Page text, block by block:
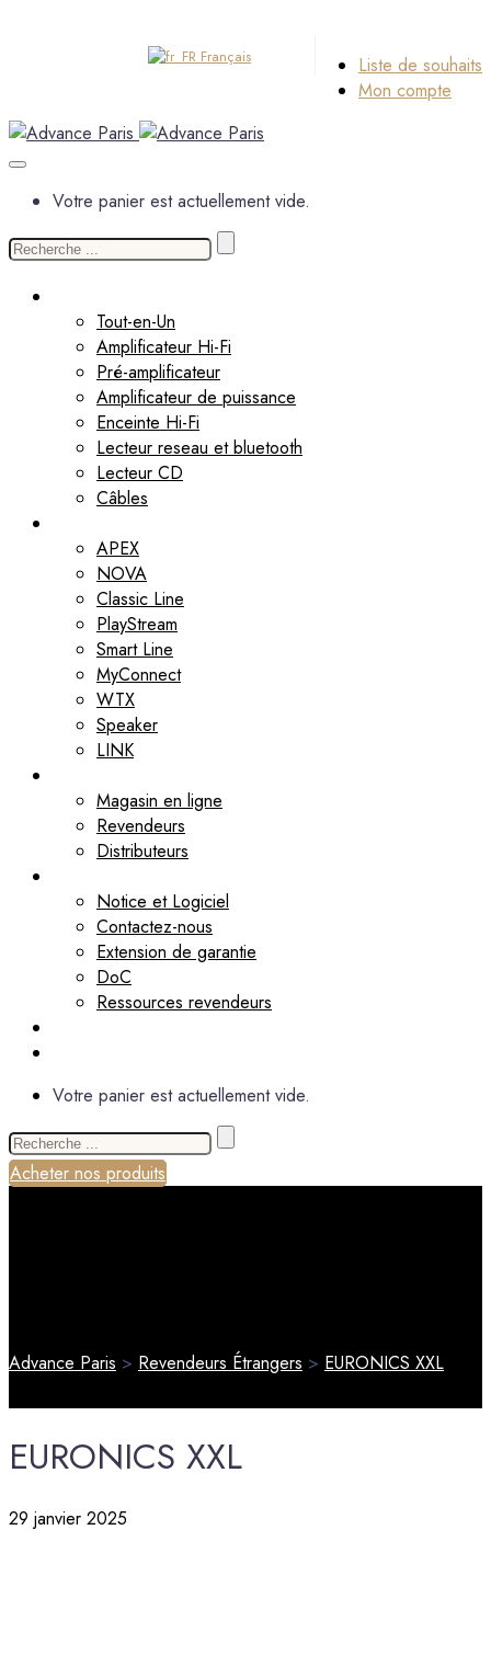
Liste de souhaits
Mon compte
Français
Votre panier est actuellement vide.
Recherche
Tout-en-Un
Amplificateur Hi-Fi
Pré-amplificateur
Amplificateur de puissance
Enceinte Hi-Fi
Lecteur reseau et bluetooth
Lecteur CD
Câbles
APEX
NOVA
Classic Line
PlayStream
Smart Line
MyConnect
WTX
Speaker
LINK
Magasin en ligne
Revendeurs
Distributeurs
Notice et Logiciel
Contactez-nous
Extension de garantie
DoC
Ressources revendeurs
Votre panier est actuellement vide.
Recherche
de
:
Acheter nos produits
Advance Paris > Revendeurs Étrangers > EURONICS XXL
EURONICS XXL
29 janvier 2025